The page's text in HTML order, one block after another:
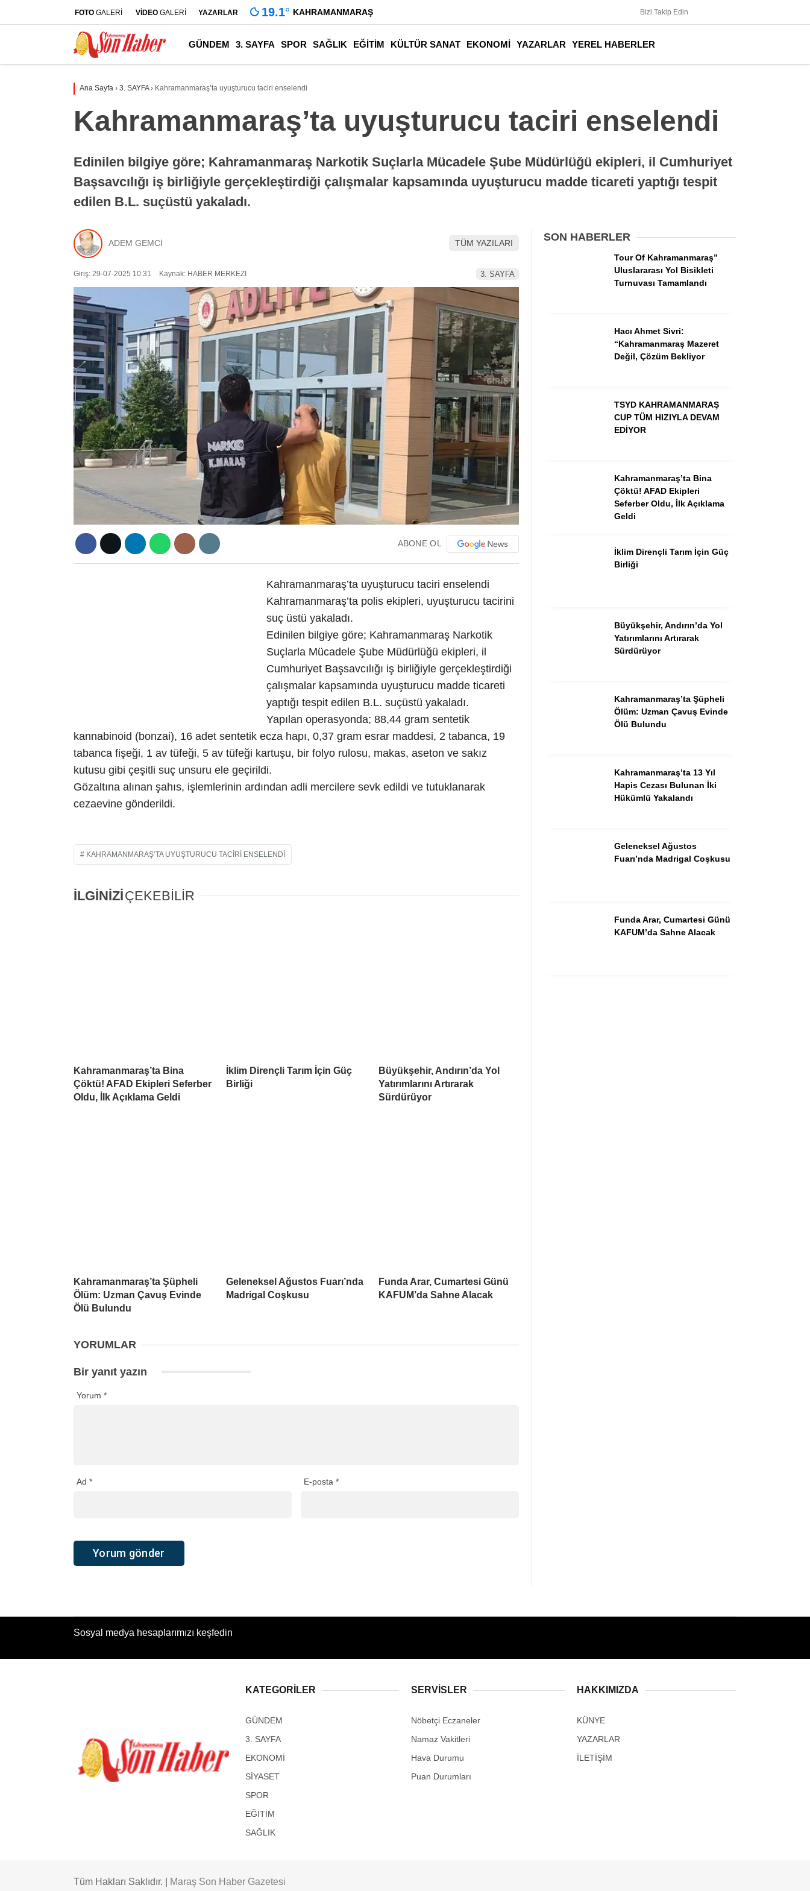
SPOR
KÜLTÜR SANAT
YEREL HABERLER
WhatsApp İhbar Hattı
FOTO GALERİ VİDEO GALERİ YAZARLAR 19.1° KAHRAMANMARAŞ Bizi Takip Edin
GÜNDEM 3. SAYFA SPOR SAĞLIK EĞİTİM KÜLTÜR SANAT EKONOMİ YAZARLAR YEREL HABERLER
Ana Sayfa › 3. SAYFA› Kahramanmaraş’ta uyuşturucu taciri enselendi
Kahramanmaraş’ta uyuşturucu taciri enselendi
Edinilen bilgiye göre; Kahramanmaraş Narkotik Suçlarla Mücadele Şube Müdürlüğü ekipleri, il Cumhuriyet
Başsavcılığı iş birliğiyle gerçekleştirdiği çalışmalar kapsamında uyuşturucu madde ticareti yaptığı tespit
edilen B.L. suçüstü yakaladı.
ADEM GEMCİ TÜM YAZILARI
Giriş: 29-07-2025 10:31 Kaynak: HABER MERKEZI 3. SAYFA
ABONE OL
Kahramanmaraş’ta uyuşturucu taciri enselendi
Kahramanmaraş’ta polis ekipleri, uyuşturucu tacirini
suç üstü yakaladı.
Edinilen bilgiye göre; Kahramanmaraş Narkotik
Suçlarla Mücadele Şube Müdürlüğü ekipleri, il
Cumhuriyet Başsavcılığı iş birliğiyle gerçekleştirdiği
çalışmalar kapsamında uyuşturucu madde ticareti
yaptığı tespit edilen B.L. suçüstü yakaladı.
Yapılan operasyonda; 88,44 gram sentetik
kannabinoid (bonzai), 16 adet sentetik ecza hapı, 0,37 gram esrar maddesi, 2 tabanca, 19
tabanca fişeği, 1 av tüfeği, 5 av tüfeği kartuşu, bir folyo rulosu, makas, aseton ve sakız
kutusu gibi çeşitli suç unsuru ele geçirildi.
Gözaltına alınan şahıs, işlemlerinin ardından adli mercilere sevk edildi ve tutuklanarak
cezaevine gönderildi.
KAHRAMANMARAŞ’TA UYUŞTURUCU TACIRI ENSELENDI
İLGİNİZİÇEKEBİLİR
Kahramanmaraş’ta Bina
Çöktü! AFAD Ekipleri Seferber
Oldu, İlk Açıklama Geldi
İklim Dirençli Tarım İçin Güç
Birliği
Büyükşehir, Andırın’da Yol
Yatırımlarını Artırarak
Sürdürüyor
Kahramanmaraş’ta Şüpheli
Ölüm: Uzman Çavuş Evinde
Ölü Bulundu
Geleneksel Ağustos Fuarı’nda
Madrigal Coşkusu
Funda Arar, Cumartesi Günü
KAFUM’da Sahne Alacak
YORUMLAR
Bir yanıt yazın
Yorum *
Ad * E-posta *
SON HABERLER
Tour Of Kahramanmaraş”
Uluslararası Yol Bisikleti
Turnuvası Tamamlandı
Hacı Ahmet Sivri:
“Kahramanmaraş Mazeret
Değil, Çözüm Bekliyor
TSYD KAHRAMANMARAŞ
CUP TÜM HIZIYLA DEVAM
EDİYOR
Kahramanmaraş’ta Bina
Çöktü! AFAD Ekipleri
Seferber Oldu, İlk Açıklama
Geldi
İklim Dirençli Tarım İçin Güç
Birliği
Büyükşehir, Andırın’da Yol
Yatırımlarını Artırarak
Sürdürüyor
Kahramanmaraş’ta Şüpheli
Ölüm: Uzman Çavuş Evinde
Ölü Bulundu
Kahramanmaraş’ta 13 Yıl
Hapis Cezası Bulunan İki
Hükümlü Yakalandı
Geleneksel Ağustos
Fuarı’nda Madrigal Coşkusu
Funda Arar, Cumartesi Günü
KAFUM’da Sahne Alacak
Sosyal medya hesaplarımızı keşfedin
KATEGORİLER
GÜNDEM
3. SAYFA
EKONOMİ
SİYASET
SPOR
EĞİTİM
SAĞLIK
SERVİSLER
Nöbetçi Eczaneler
Namaz Vakitleri
Hava Durumu
Puan Durumları
HAKKIMIZDA
KÜNYE
YAZARLAR
İLETİŞİM
Tüm Hakları Saklıdır. | Maraş Son Haber Gazetesi